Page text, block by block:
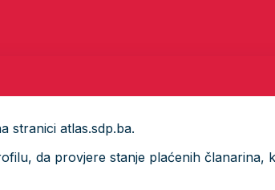
stranici atlas.sdp.ba.
da provjere stanje plaćenih članarina,